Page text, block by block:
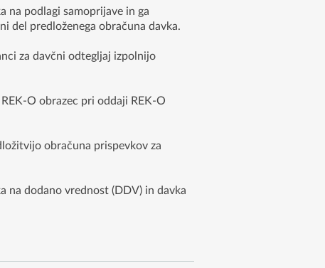
na podlagi samoprijave in ga
del predloženega obračuna davka.
za davčni odtegljaj izpolnijo
O obrazec pri oddaji REK-O
obračuna prispevkov za
na dodano vrednost (DDV) in davka